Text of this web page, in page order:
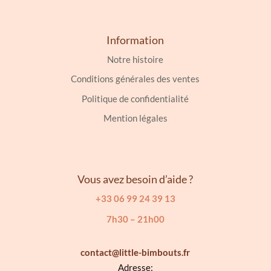
Information
Notre histoire
Conditions générales des ventes
Politique de confidentialité
Mention légales
Vous avez besoin d’aide ?
+33 06 99 24 39 13
7h30 – 21h00
contact@little-bimbouts.fr
Adresse: